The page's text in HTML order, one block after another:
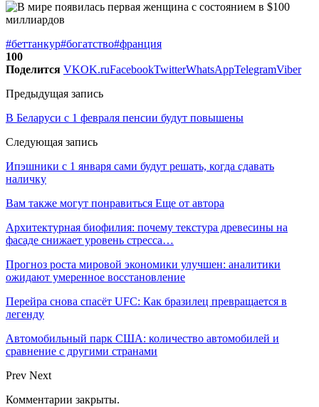
#беттанкур#богатство#франция
100
Поделится VKOK.ruFacebookTwitterWhatsAppTelegramViber
Предыдущая запись
В Беларуси с 1 февраля пенсии будут повышены
Следующая запись
Ипэшники с 1 января сами будут решать, когда сдавать
наличку
Вам также могут понравиться Еще от автора
Архитектурная биофилия: почему текстура древесины на
фасаде снижает уровень стресса…
Прогноз роста мировой экономики улучшен: аналитики
ожидают умеренное восстановление
Перейра снова спасёт UFC: Как бразилец превращается в
легенду
Автомобильный парк США: количество автомобилей и
сравнение с другими странами
Prev Next
Комментарии закрыты.